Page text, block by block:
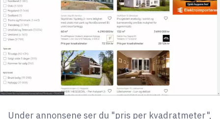
Under annonsene ser du "pris per kvadratmeter",